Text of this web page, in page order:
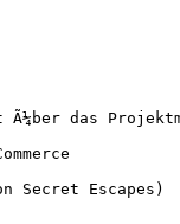
das
Secret Escapes)